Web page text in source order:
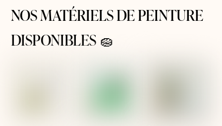
NOS MATÉRIELS DE PEINTURE
DISPONIBLES 🧽